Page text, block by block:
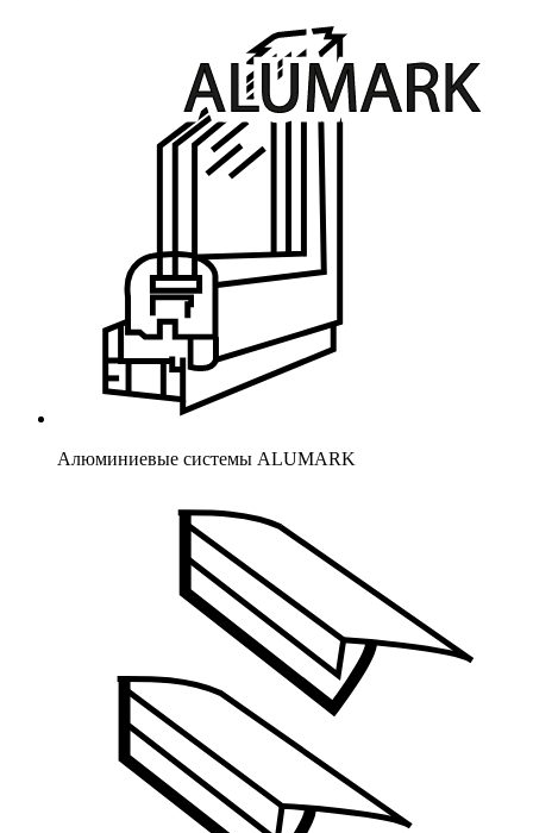
Алюминиевые системы ALUMARK